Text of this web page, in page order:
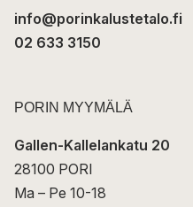
info@porinkalustetalo.fi
02 633 3150
PORIN MYYMÄLÄ
Gallen-Kallelankatu 20
28100 PORI
Ma – Pe 10-18